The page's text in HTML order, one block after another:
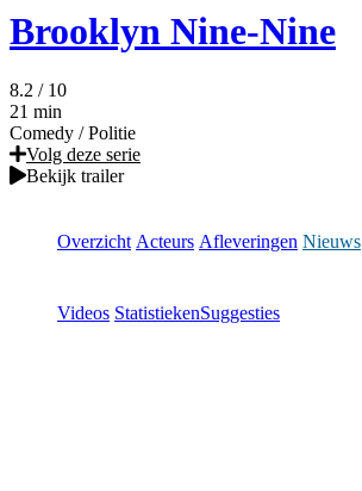
Brooklyn Nine-Nine
8.2 / 10
21 min
Comedy / Politie
Volg deze serie
Bekijk trailer
Overzicht Acteurs Afleveringen Nieuws
Videos StatistiekenSuggesties